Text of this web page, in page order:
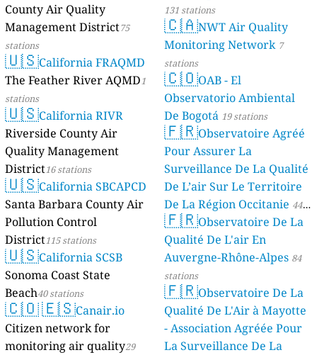
County Air Quality
Management District75
stations
🇺🇸California FRAQMD
The Feather River AQMD1
stations
🇺🇸California RIVR
Riverside County Air
Quality Management
District16 stations
🇺🇸California SBCAPCD
Santa Barbara County Air
Pollution Control
District115 stations
🇺🇸California SCSB
Sonoma Coast State
Beach40 stations
🇨🇴🇪🇸Canair.io
Citizen network for
monitoring air quality29
131 stations
🇨🇦NWT Air Quality
Monitoring Network 7
stations
🇨🇴OAB - El
Observatorio Ambiental
De Bogotá 19 stations
🇫🇷Observatoire Agréé
Pour Assurer La
Surveillance De La Qualité
De L’air Sur Le Territoire
De La Région Occitanie 44
stations
🇫🇷Observatoire De La
Qualité De L'air En
Auvergne-Rhône-Alpes 84
stations
🇫🇷Observatoire De La
Qualité De L'Air à Mayotte
- Association Agréée Pour
La Surveillance De La